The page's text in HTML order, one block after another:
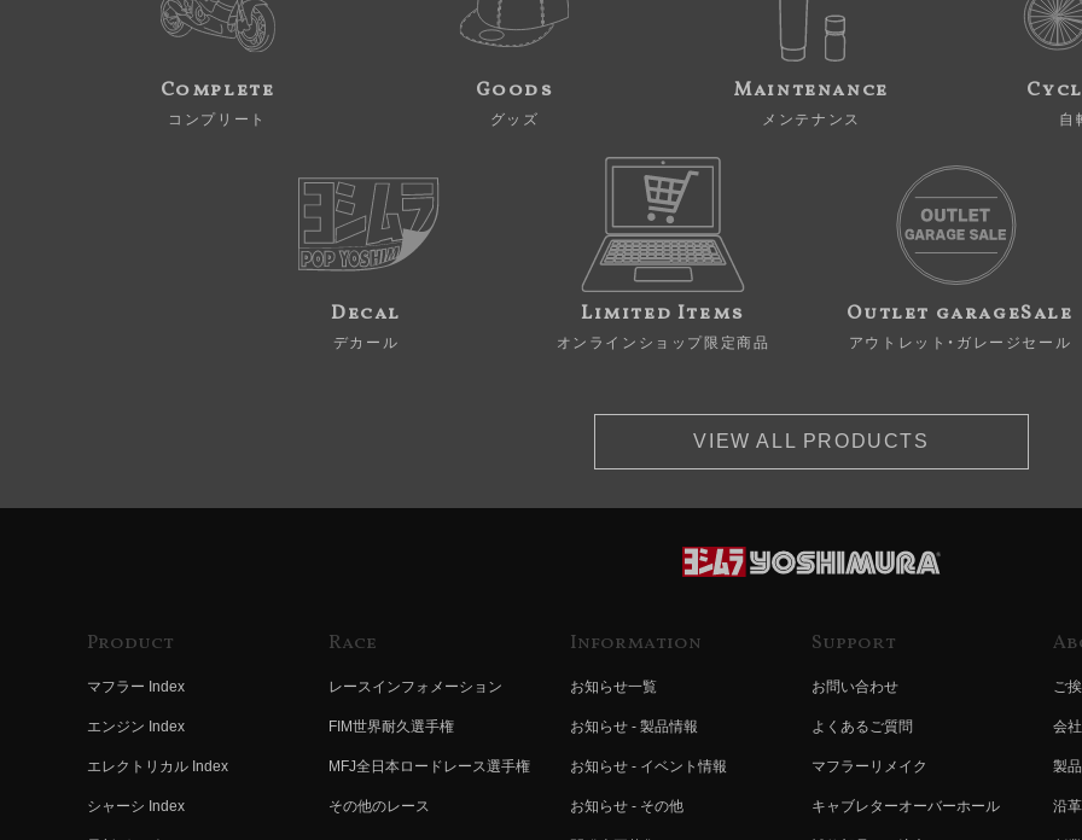
Complete
コンプリート
Goods
グッズ
Maintenance
メンテナンス 自
Decal
デカール
Limited Items
オンラインショップ限定商品
Outlet garageSale
アウトレット・ガレージセール
VIEW ALL PRODUCTS
Product
マフラー Index
エンジン Index
エレクトリカル Index
シャーシ Index
Race
レースインフォメーション
FIM世界耐久選手権
MFJ全日本ロードレース選手権
その他のレース
Information
お知らせ一覧
お知らせ - 製品情報
お知らせ - イベント情報
お知らせ - その他
Support
お問い合わせ
よくあるご質問
マフラーリメイク
キャブレターオーバーホール
ご
会
製
沿革